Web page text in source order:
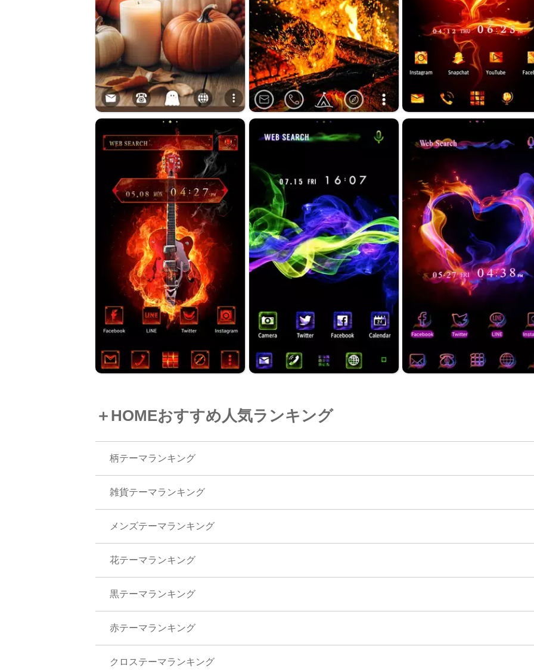
＋HOMEおすすめ人気ランキング
柄テーマランキング
雑貨テーマランキング
メンズテーマランキング
花テーマランキング
黒テーマランキング
赤テーマランキング
クロステーマランキング